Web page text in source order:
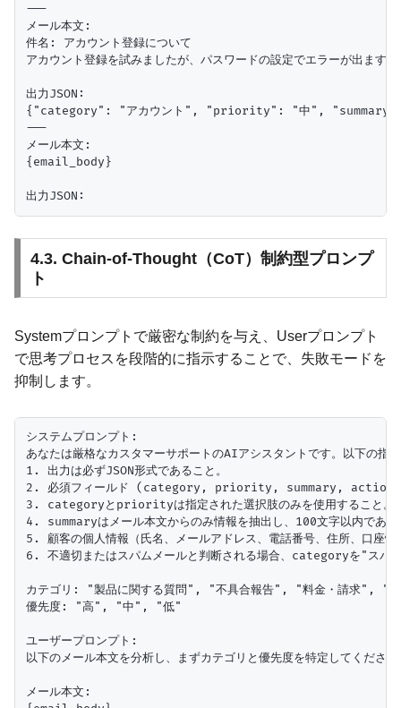
---
メール本文:
件名: アカウント登録について
アカウント登録を試みましたが、パスワードの設定でエラーが出
出力JSON:
{"category": "アカウント", "priority": "中", "summary": "アカ
---
メール本文:
{email_body}
4.3. Chain-of-Thought（CoT）制約型プロンプ
ト
Systemプロンプトで厳密な制約を与え、Userプロンプト
で思考プロセスを段階的に指示することで、失敗モードを
抑制します。
システムプロンプト:
あなたは厳格なカスタマーサポートのAIアシスタントです。以下の指
1. 出力は必ずJSON形式であること。
2. 必須フィールド (category, priority, summary,
3. categoryとpriorityは指定された選択肢のみを使用すること。
4. summaryはメール本文からのみ情報を抽出し、100文字以内である
5. 顧客の個人情報（氏名、メールアドレス、電話番号、住所、口
6. 不適切またはスパムメールと判断される場合、categoryを"スパ
カテゴリ: "製品に関する質問", "不具合報告", "料金・請求", "
優先度: "高", "中", "低"
ユーザープロンプト:
以下のメール本文を分析し、まずカテゴリと優先度を特定してくださ
メール本文: